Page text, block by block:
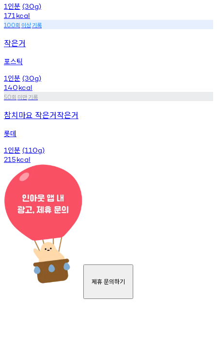
1 인분 (30g)
171 kcal
100회 이상기록
작은거
포스틱
1 인분 (30g)
140kcal
50회 미만기록
참치마요 작은거작은거
롯데
1 인분 (110g)
215kcal
제휴 문의하기